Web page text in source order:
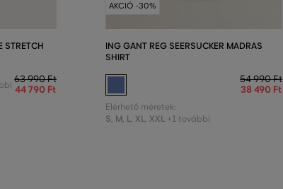
STRETCH
63 990 Ft
44 790 Ft
AKCIÓ -30%
ING GANT REG SEERSUCKER MADRAS
SHIRT
54 990 Ft
38 490 Ft
Elérhető méretek:
S, M, L, XL, XXL +1 további